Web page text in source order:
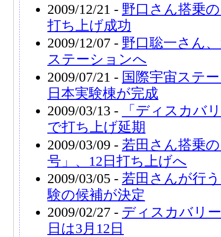
2009/12/21 - 野口さん搭乗
打ち上げ成功
2009/12/07 - 野口聡一さん
ステーションへ
2009/07/21 - 国際宇宙ステ
日本実験棟が完成
2009/03/13 -
「ディスカバ
で打ち上げ延期
2009/03/09 - 若田さん搭乗
号」、12日打ち上げへ
2009/03/05 - 若田さんが行
験の候補が決定
2009/02/27 - ディスカバリ
日は3月12日